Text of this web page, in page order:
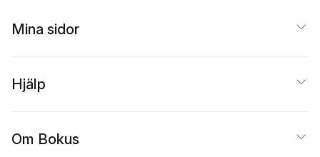
Mina sidor
Hjälp
Om Bokus